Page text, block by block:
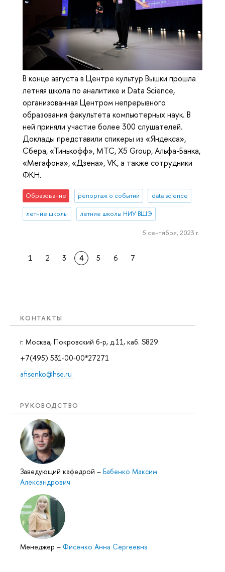
КОНТАКТЫ
г. Москва, Покровский б-р, д.11, каб. S829
+7(495) 531-00-00*27271
afisenko@hse.ru
РУКОВОДСТВО
Заведующий кафедрой – Бабенко Максим
Александрович
Менеджер – Фисенко Анна Сергеевна
В конце августа в Центре культур Вышки прошла
летняя школа по аналитике и Data Science,
организованная Центром непрерывного
образования факультета компьютерных наук. В
ней приняли участие более 300 слушателей.
Доклады представили спикеры из «Яндекса»,
Сбера, «Тинькофф», МТС, X5 Group, Альфа-Банка,
«Мегафона», «Дзена», VK, а также сотрудники
ФКН.
Образование репортаж о событии data science
летние школы летние школы НИУ ВШЭ
5 сентября, 2023 г.
1 2 3 4 5 6 7